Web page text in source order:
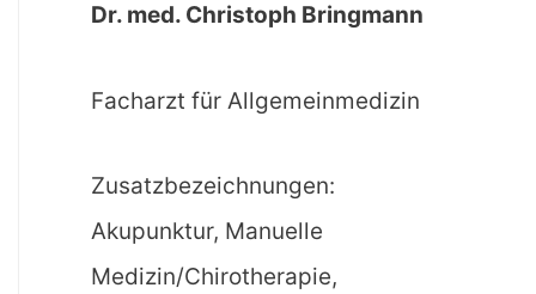
Dr. med. Christoph Bringmann
Facharzt für Allgemeinmedizin
Zusatzbezeichnungen:
Akupunktur, Manuelle
Medizin/Chirotherapie,